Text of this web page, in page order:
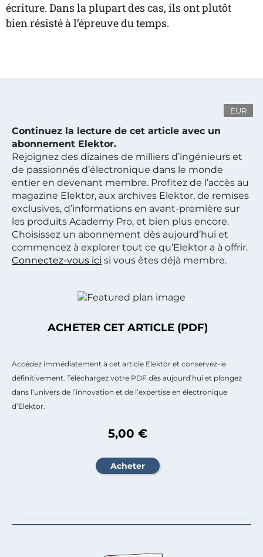
écriture. Dans la plupart des cas, ils ont plutôt
bien résisté à l’épreuve du temps.
EUR
Continuez la lecture de cet article avec un
abonnement Elektor.
Rejoignez des dizaines de milliers d’ingénieurs et
de passionnés d’électronique dans le monde
entier en devenant membre. Profitez de l’accès au
magazine Elektor, aux archives Elektor, de remises
exclusives, d’informations en avant-première sur
les produits Academy Pro, et bien plus encore.
Choisissez un abonnement dès aujourd’hui et
commencez à explorer tout ce qu’Elektor a à offrir.
Connectez-vous ici si vous êtes déjà membre.
ACHETER CET ARTICLE (PDF)
Accédez immédiatement à cet article Elektor et conservez-le
définitivement. Téléchargez votre PDF dès aujourd’hui et plongez
dans l’univers de l’innovation et de l’expertise en électronique
d’Elektor.
5,00 €